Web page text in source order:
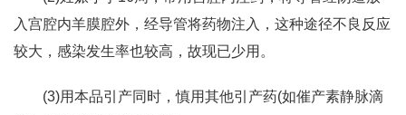
入宫腔内羊膜腔外，经导管将药物注入，这种途径不良反应
较大，感染发生率也较高，故现已少用。
(3)用本品引产同时，慎用其他引产药(如催产素静脉滴